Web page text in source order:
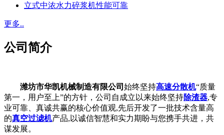
立式中浓水力碎浆机性能可靠
更多..
公司简介
潍坊市华凯机械制造有限公司 始终坚持高速分散机“质量
第一，用户至上”的方针，公司自成立以来始终坚持除渣器,专
业可靠、真诚共赢的核心价值观,先后开发了一批技术含量高
的真空过滤机产品,以诚信智慧和实力期盼与您携手共进，共
谋发展。